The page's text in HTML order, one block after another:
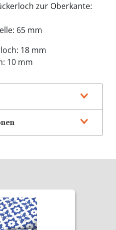
zur Oberkante:
65 mm
18 mm
10 mm